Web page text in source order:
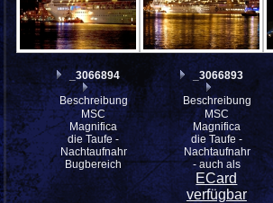
_3066894
Beschreibung:
MSC
Magnifica
die Taufe -
Nachtaufnahme
Bugbereich
_3066893
Beschreibung:
MSC
Magnifica
die Taufe -
Nachtaufnahme
- auch als
ECard
verfügbar